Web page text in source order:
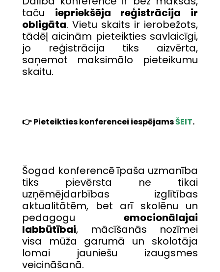
taču iepriekšēja reģistrācija ir
obligāta. Vietu skaits ir ierobežots,
tādēļ aicinām pieteikties savlaicīgi,
jo reģistrācija tiks aizvērta,
saņemot maksimālo pieteikumu
skaitu.
👉 Pieteikties konferencei iespējamsŠEIT.
Šogad konferencē īpaša uzmanība
tiks pievērsta ne tikai
uzņēmējdarbības izglītības
aktualitātēm, bet arī skolēnu un
pedagoguemocionālajai
labbūtībai, mācīšanās nozīmei
visa mūža garumā un skolotāja
lomai jauniešu izaugsmes
veicināšanā.